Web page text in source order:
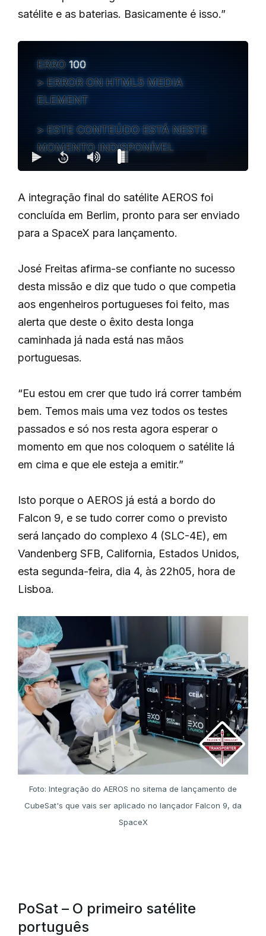
satélite e as baterias. Basicamente é isso.”
ERRO 100
ERROR ON HTML5 MEDIA
ELEMENT
ESTE CONTEÚDO ESTÁ NESTE
MOMENTO INDISPONÍVEL
A integração final do satélite AEROS foi
concluída em Berlim, pronto para ser enviado
para a SpaceX para lançamento.
José Freitas afirma-se confiante no sucesso
desta missão e diz que tudo o que competia
aos engenheiros portugueses foi feito, mas
alerta que deste o êxito desta longa
caminhada já nada está nas mãos
portuguesas.
“Eu estou em crer que tudo irá correr também
bem. Temos mais uma vez todos os testes
passados e só nos resta agora esperar o
momento em que nos coloquem o satélite lá
em cima e que ele esteja a emitir.”
Isto porque o AEROS já está a bordo do
Falcon 9, e se tudo correr como o previsto
será lançado do complexo 4 (SLC-4E), em
Vandenberg SFB, California, Estados Unidos,
esta segunda-feira, dia 4, às 22h05, hora de
Lisboa.
Foto: Integração do AEROS no sitema de lançamento de
CubeSat's que vais ser aplicado no lançador Falcon 9, da
SpaceX
PoSat – O primeiro satélite
português